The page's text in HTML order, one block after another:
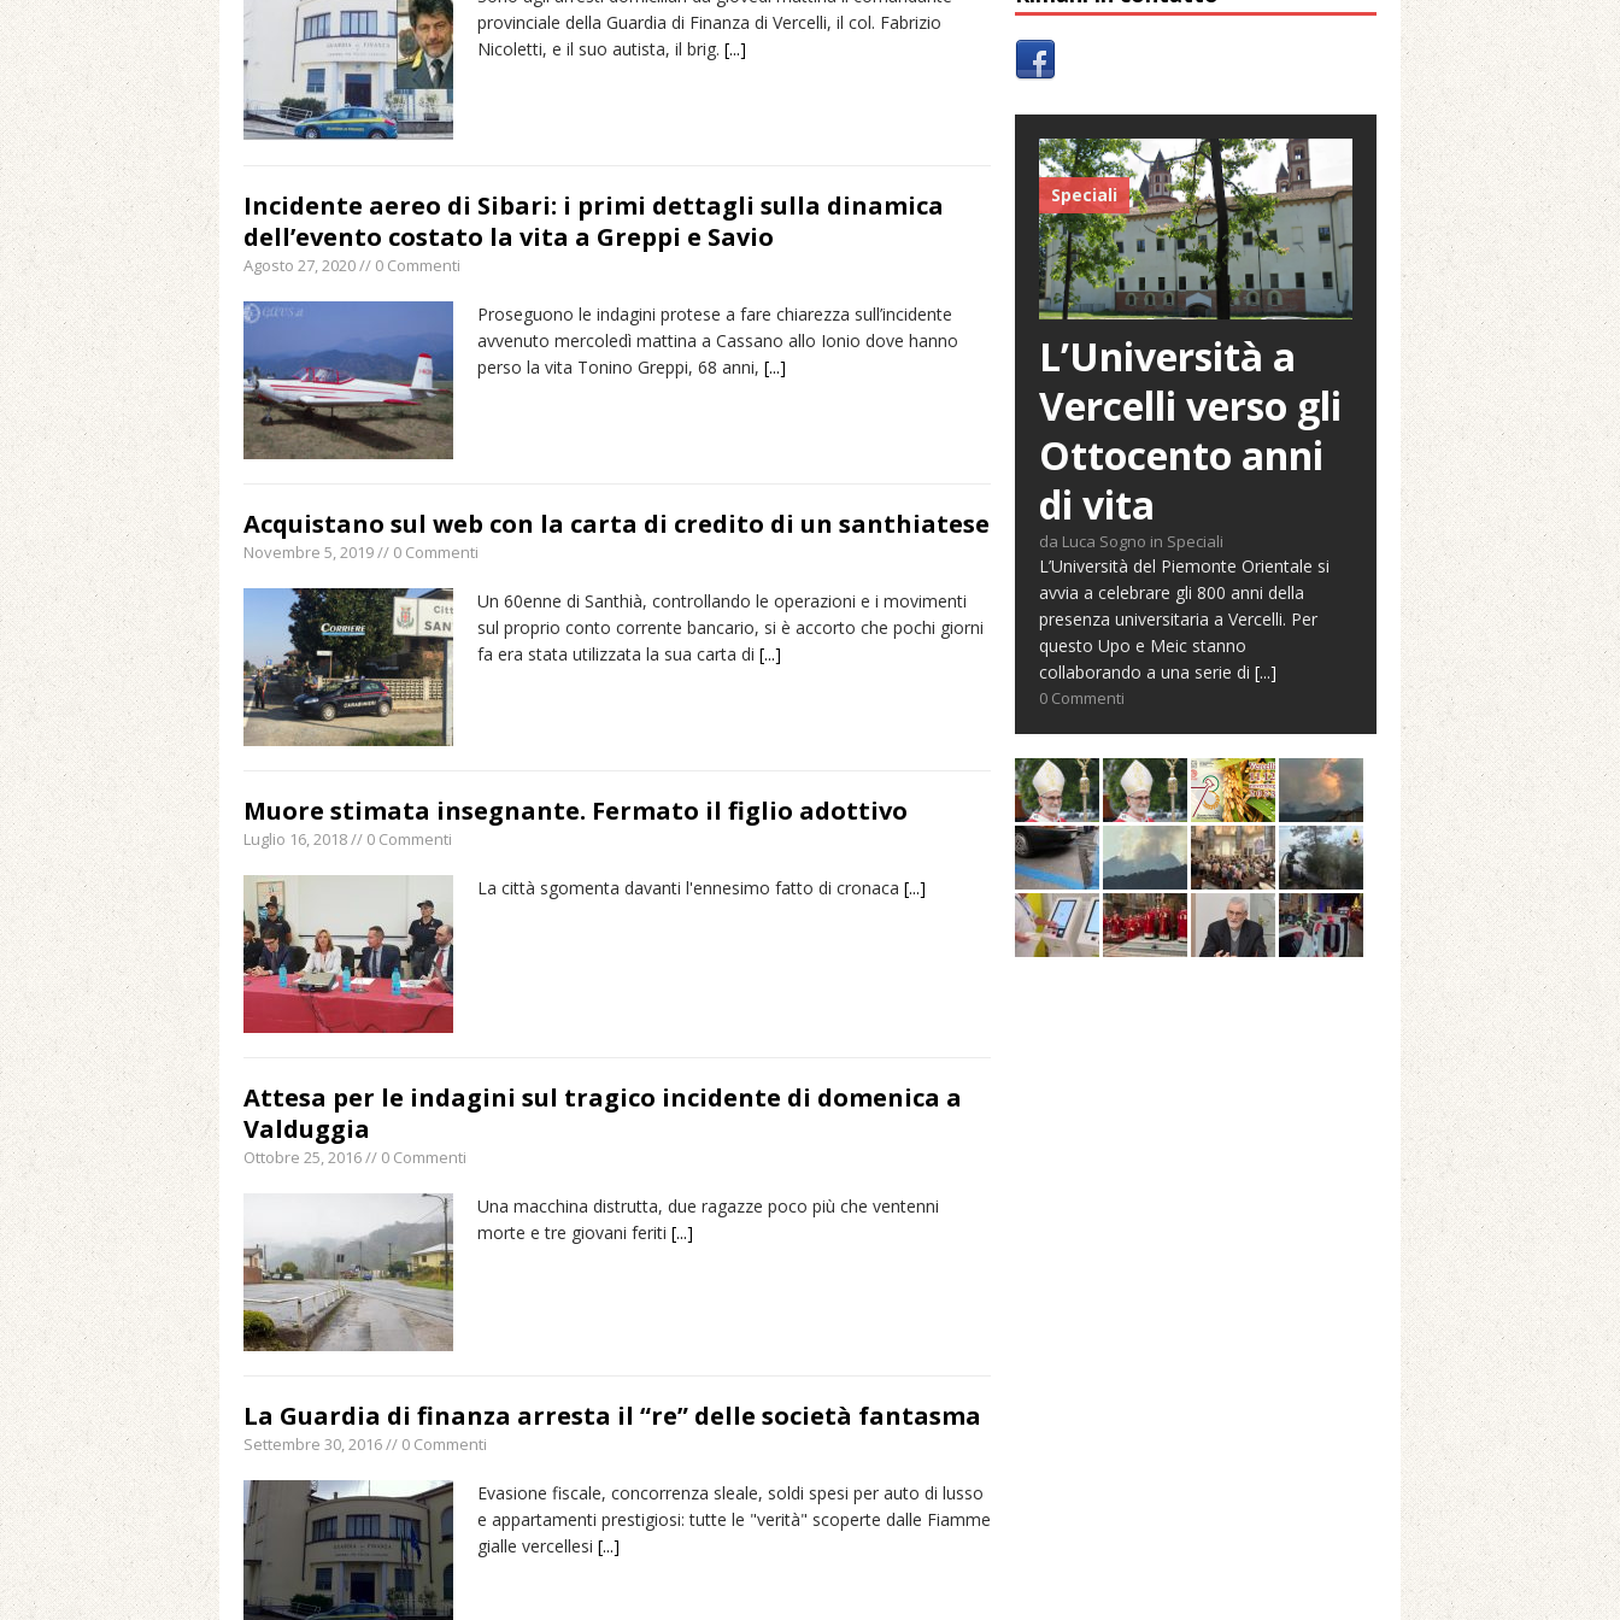
provinciale della Guardia di Finanza di Vercelli, il col. Fabrizio
Nicoletti, e il suo autista, il brig. [...]
Incidente aereo di Sibari: i primi dettagli sulla dinamica
dell’evento costato la vita a Greppi e Savio
Agosto 27, 2020 // 0 Commenti
Proseguono le indagini protese a fare chiarezza sull’incidente
avvenuto mercoledì mattina a Cassano allo Ionio dove hanno
perso la vita Tonino Greppi, 68 anni, [...]
Acquistano sul web con la carta di credito di un santhiatese
Novembre 5, 2019 // 0 Commenti
Un 60enne di Santhià, controllando le operazioni e i movimenti
sul proprio conto corrente bancario, si è accorto che pochi giorni
fa era stata utilizzata la sua carta di [...]
Muore stimata insegnante. Fermato il figlio adottivo
Luglio 16, 2018 // 0 Commenti
La città sgomenta davanti l'ennesimo fatto di cronaca [...]
Attesa per le indagini sul tragico incidente di domenica a
Valduggia
Ottobre 25, 2016 // 0 Commenti
Una macchina distrutta, due ragazze poco più che ventenni
morte e tre giovani feriti [...]
La Guardia di finanza arresta il “re” delle società fantasma
Settembre 30, 2016 // 0 Commenti
Evasione fiscale, concorrenza sleale, soldi spesi per auto di lusso
e appartamenti prestigiosi: tutte le "verità" scoperte dalle Fiamme
gialle vercellesi [...]
Speciali
L’Università a
Vercelli verso gli
Ottocento anni
di vita
da Luca Sogno in Speciali
L’Università del Piemonte Orientale si
avvia a celebrare gli 800 anni della
presenza universitaria a Vercelli. Per
questo Upo e Meic stanno
collaborando a una serie di [...]
0 Commenti